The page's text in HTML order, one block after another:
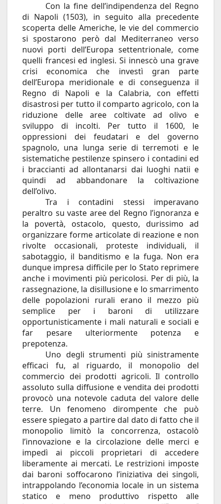
Con la fine dell’indipendenza del Regno
di Napoli (1503), in seguito alla precedente
scoperta delle Americhe, le vie del commercio
si spostarono però dal Mediterraneo verso
nuovi porti dell’Europa settentrionale, come
quelli francesi ed inglesi. Si innescò una grave
crisi economica che investì gran parte
dell’Europa meridionale e di conseguenza il
Regno di Napoli e la Calabria, con effetti
disastrosi per tutto il comparto agricolo, con la
riduzione delle aree coltivate ad olivo e
sviluppo di incolti. Per tutto il 1600, le
oppressioni dei feudatari e del governo
spagnolo, una lunga serie di terremoti e le
sistematiche pestilenze spinsero i contadini ed
i braccianti ad allontanarsi dai luoghi natii e
quindi ad abbandonare la coltivazione
dell’olivo.
Tra i contadini stessi imperavano
peraltro su vaste aree del Regno l’ignoranza e
la povertà, ostacolo, questo, durissimo ad
organizzare forme articolate di reazione e non
rivolte occasionali, proteste individuali, il
sabotaggio, il banditismo e la fuga. Non era
dunque impresa difficile per lo Stato reprimere
anche i movimenti più pericolosi. Per di più, la
rassegnazione, la disillusione e lo smarrimento
delle popolazioni rurali erano il mezzo più
semplice per i baroni di utilizzare
opportunisticamente i mali naturali e sociali e
far pesare ulteriormente potenza e
prepotenza.
Uno degli strumenti più sinistramente
efficaci fu, al riguardo, il monopolio del
commercio dei prodotti agricoli. Il controllo
assoluto sulla diffusione e vendita dei prodotti
provocò una notevole caduta del valore delle
terre. Un fenomeno dirompente che può
essere spiegato a partire dal dato di fatto che il
monopolio limitò la concorrenza, ostacolò
l’innovazione e la circolazione delle merci e
impedì ai piccoli proprietari di accedere
liberamente ai mercati. Le restrizioni imposte
dai baroni soffocarono l’iniziativa dei singoli,
intrappolando l’economia locale in un sistema
statico e meno produttivo rispetto alle